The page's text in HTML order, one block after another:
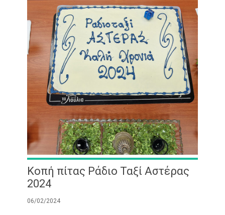
Κοπή πίτας Ράδιο Ταξί Αστέρας
2024
06/02/2024